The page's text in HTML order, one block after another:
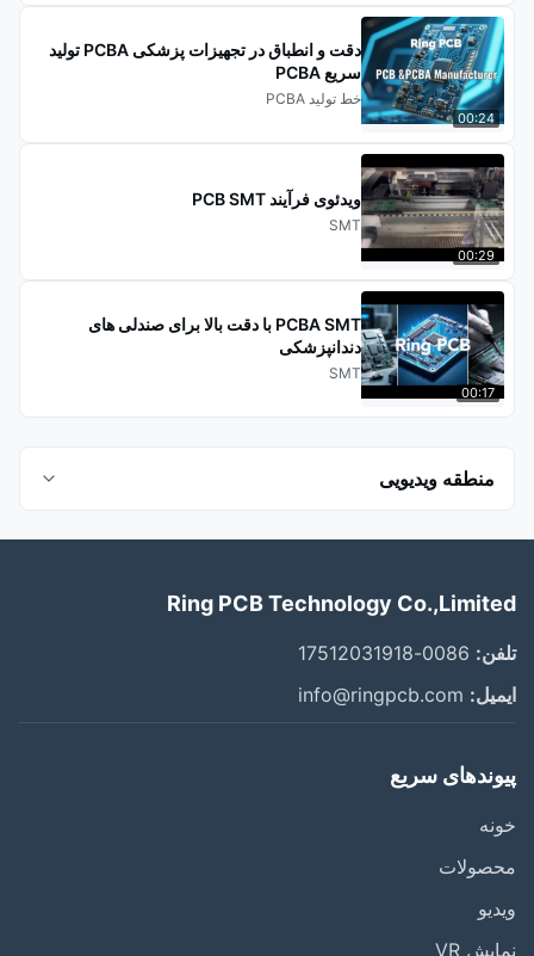
00:24
دقت و انطباق در تجهیزات پزشکی PCBA تولید
سریع PCBA
خط تولید PCBA
00:29
ویدئوی فرآیند PCB SMT
SMT
00:17
PCBA SMT با دقت بالا برای صندلی های
دندانپزشکی
SMT
منطقه ویدیویی
کارخانه مونتاژ PCB
بازرسی اشعه ایکس
SMT
شرکت PCB حلقه
سفارش PCBA
Ring PCB Technology Co.,Limited
تلفن:
ایمیل:
پیوندهای سریع
خونه
محصولات
ویدیو
نمایش VR